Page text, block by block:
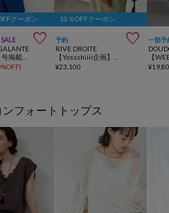
クーポン

)
10％OFFクーポン
予約 
RIVE DROITE
¥23,100
一部予
¥
フォートトップス